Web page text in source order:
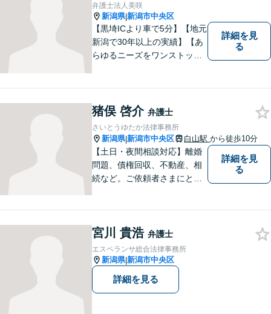
弁護士法人美咲
新潟県|新潟市中央区
【黒埼ICより車で5分】【地元
新潟で30年以上の実績】【あ
らゆるニーズをワンストップ
の努力をいたします。
詳細を見
る
猪俣 啓介 弁護士
さいとうゆたか法律事務所
新潟県|新潟市中央区 白山駅 から徒歩10分
【土日・夜間相談対応】離婚
問題、債権回収、不動産、相
続など。ご依頼者さまにとっ
ず、わかりやすくご説明しま
す。お気軽にご相談ください
【子連れ相談可】
詳細を見
る
宮川 貴浩 弁護士
エスペランサ総合法律事務所
新潟県|新潟市中央区
詳細を見る